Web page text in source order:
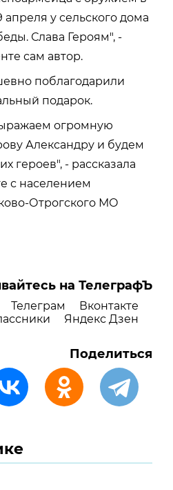
апреля у сельского дома
Слава Героям", -
сам автор.
поблагодарили
подарок.
огромную
Александру и будем
героев", - рассказала
с населением
Отрогского МО
на ТелеграфЪ
Телеграм
Вконтакте
Яндекс Дзен
Поделиться